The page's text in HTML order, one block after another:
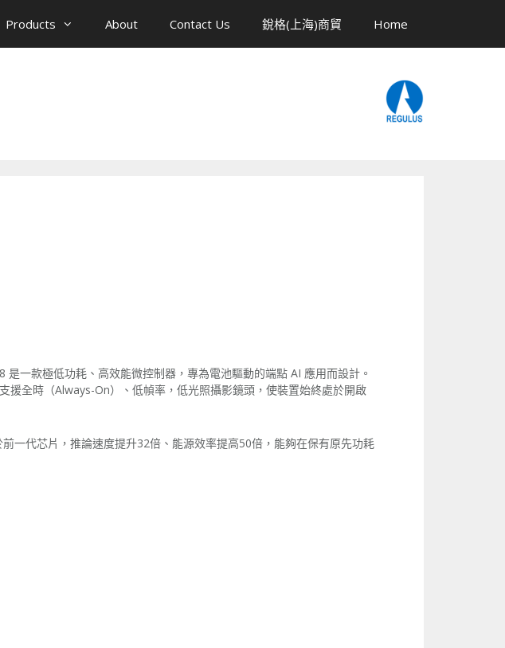
Products About Contact Us 銳格(上海)商貿 Home
是一款極低功耗、高效能微控制器，專為電池驅動的端點 AI 應用而設計。
援全時（Always-On）、低幀率， 低光照攝影鏡頭， 使裝置始終處於開啟
一代芯片，推論速度提升32倍、 能源效率提高50倍，能夠在保有原先功耗